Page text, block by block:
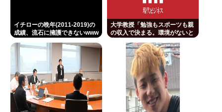
"テレビ大好き"高齢者の「テレビ離れ」が始まっ
た…10代後半~20代の約7割が"ほぼ見ない"衝撃の最
新データ
“テレビ大好き”高齢者の「テレビ離れ」が始まっ
た…
Powered by livedoor 相互RSS
イチローの晩年(2011-2019)の
成績、流石に擁護できないwww
大学教授「勉強もスポーツも親
の収入で決まる。環境がないと